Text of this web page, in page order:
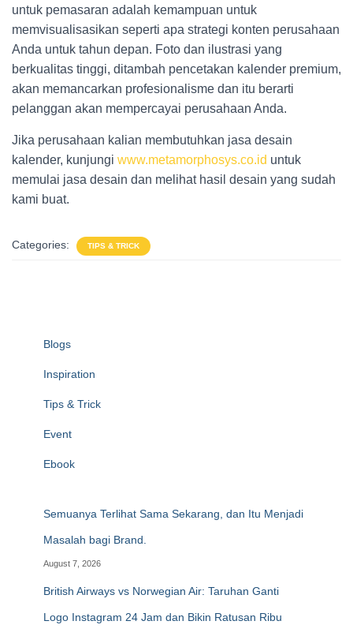
untuk pemasaran adalah kemampuan untuk
memvisualisasikan seperti apa strategi konten perusahaan
Anda untuk tahun depan. Foto dan ilustrasi yang
berkualitas tinggi, ditambah pencetakan kalender premium,
akan memancarkan profesionalisme dan itu berarti
pelanggan akan mempercayai perusahaan Anda.
Jika perusahaan kalian membutuhkan jasa desain
kalender, kunjungi www.metamorphosys.co.id untuk
memulai jasa desain dan melihat hasil desain yang sudah
kami buat.
Categories: TIPS & TRICK
Blogs
Inspiration
Tips & Trick
Event
Ebook
Semuanya Terlihat Sama Sekarang, dan Itu Menjadi
Masalah bagi Brand.
August 7, 2026
British Airways vs Norwegian Air: Taruhan Ganti
Logo Instagram 24 Jam dan Bikin Ratusan Ribu